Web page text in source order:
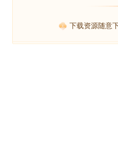
下载资源随意